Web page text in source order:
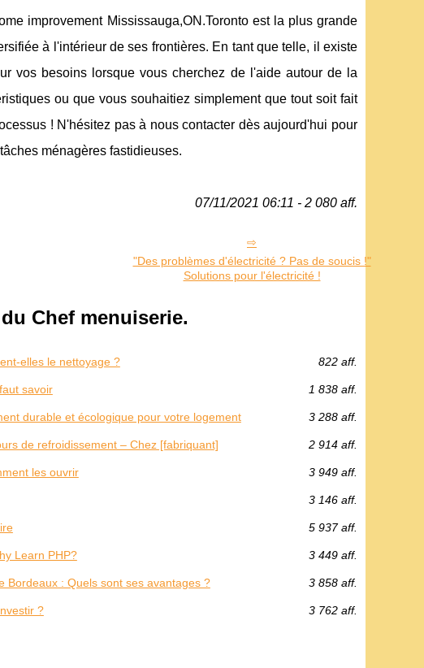
improvement Mississauga,ON.Toronto est la plus grande
à l'intérieur de ses frontières. En tant que telle, il existe
vos besoins lorsque vous cherchez de l'aide autour de la
ou que vous souhaitiez simplement que tout soit fait
! N'hésitez pas à nous contacter dès aujourd'hui pour
ménagères fastidieuses.
07/11/2021 06:11 - 2 080 aff.
"Des problèmes d'électricité ? Pas de soucis !"
Solutions pour l'électricité !
Chef menuiserie.
elles le nettoyage ? 822 aff.
savoir 1 838 aff.
durable et écologique pour votre logement 3 288 aff.
de refroidissement – Chez [fabriquant] 2 914 aff.
les ouvrir 3 949 aff.
3 146 aff.
5 937 aff.
Learn PHP? 3 449 aff.
Bordeaux : Quels sont ses avantages ? 3 858 aff.
? 3 762 aff.